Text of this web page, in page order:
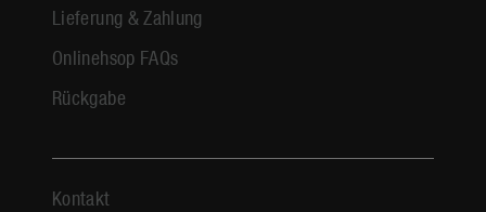
Lieferung & Zahlung
Onlinehsop FAQs
Rückgabe
Kontakt